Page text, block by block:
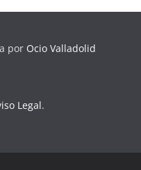
por Ocio Valladolid
Legal.